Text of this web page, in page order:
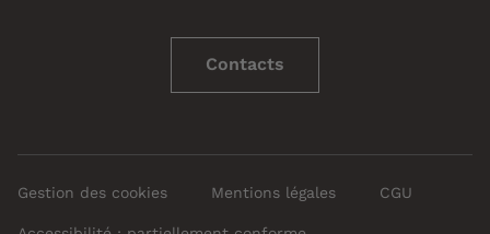
Contacts
Gestion des cookies Mentions légales CGU